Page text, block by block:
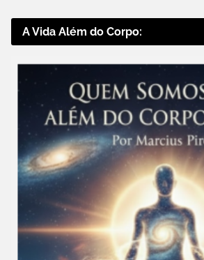
A Vida Além do Corpo: